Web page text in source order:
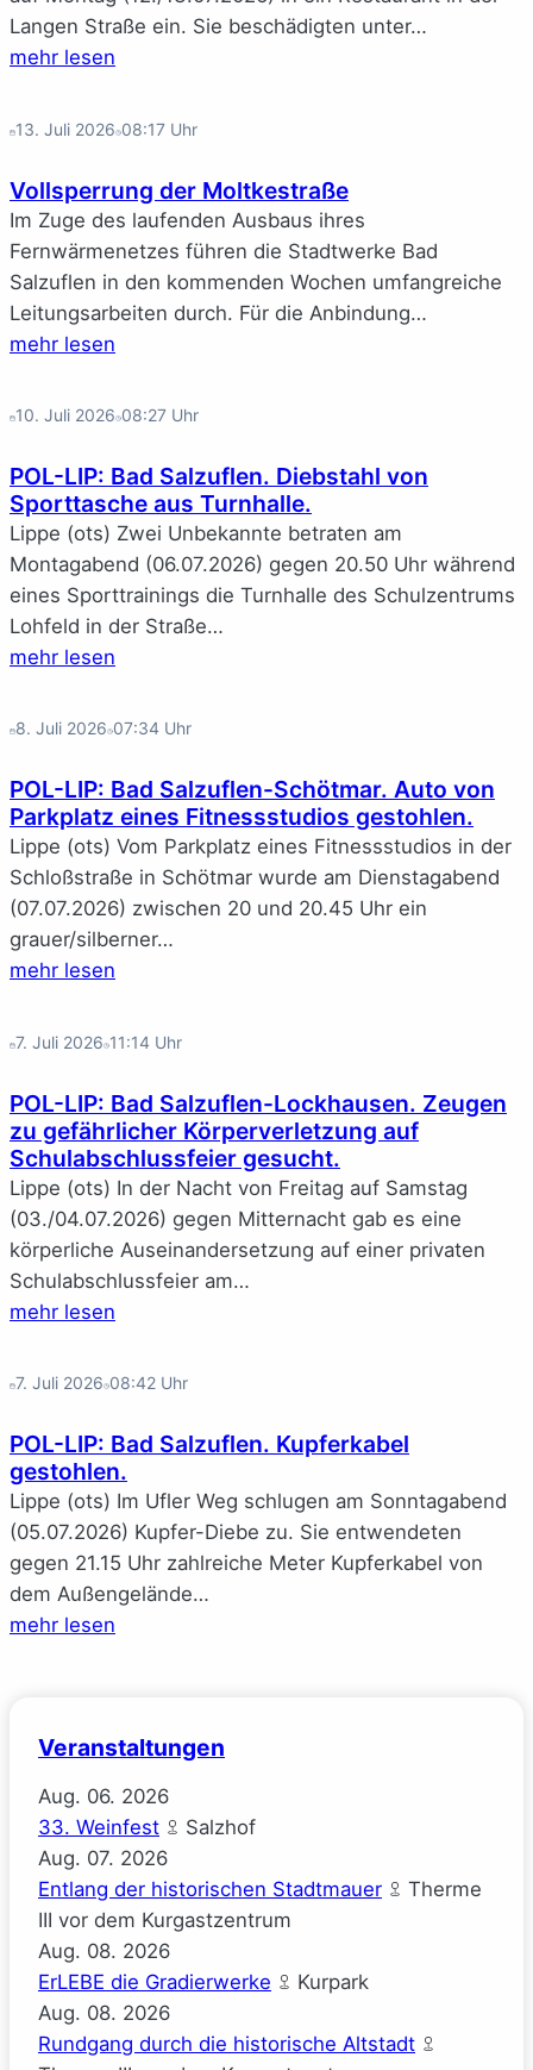
Langen Straße ein. Sie beschädigten unter…
mehr lesen
13. Juli 2026 08:17 Uhr
Voll­sper­rung der Molt­ke­stra­ße
Im Zuge des laufenden Ausbaus ihres
Fernwärmenetzes führen die Stadtwerke Bad
Salzuflen in den kommenden Wochen umfangreiche
Leitungsarbeiten durch. Für die Anbindung…
mehr lesen
10. Juli 2026 08:27 Uhr
POL-LIP: Bad Salzuflen. Diebstahl von
Sporttasche aus Turnhalle.
Lippe (ots) Zwei Unbekannte betraten am
Montagabend (06.07.2026) gegen 20.50 Uhr während
eines Sporttrainings die Turnhalle des Schulzentrums
Lohfeld in der Straße…
mehr lesen
8. Juli 2026 07:34 Uhr
POL-LIP: Bad Salzuflen-Schötmar. Auto von
Parkplatz eines Fitnessstudios gestohlen.
Lippe (ots) Vom Parkplatz eines Fitnessstudios in der
Schloßstraße in Schötmar wurde am Dienstagabend
(07.07.2026) zwischen 20 und 20.45 Uhr ein
grauer/silberner…
mehr lesen
7. Juli 2026 11:14 Uhr
POL-LIP: Bad Salzuflen-Lockhausen. Zeugen
zu gefährlicher Körperverletzung auf
Schulabschlussfeier gesucht.
Lippe (ots) In der Nacht von Freitag auf Samstag
(03./04.07.2026) gegen Mitternacht gab es eine
körperliche Auseinandersetzung auf einer privaten
Schulabschlussfeier am…
mehr lesen
7. Juli 2026 08:42 Uhr
POL-LIP: Bad Salzuflen. Kupferkabel
gestohlen.
Lippe (ots) Im Ufler Weg schlugen am Sonntagabend
(05.07.2026) Kupfer-Diebe zu. Sie entwendeten
gegen 21.15 Uhr zahlreiche Meter Kupferkabel von
dem Außengelände…
mehr lesen
Veranstaltungen
Aug. 06. 2026
33. Weinfest
Salzhof
Aug. 07. 2026
Entlang der historischen Stadtmauer
Therme
III vor dem Kurgastzentrum
Aug. 08. 2026
ErLEBE die Gradierwerke
Kurpark
Aug. 08. 2026
Rundgang durch die historische Altstadt